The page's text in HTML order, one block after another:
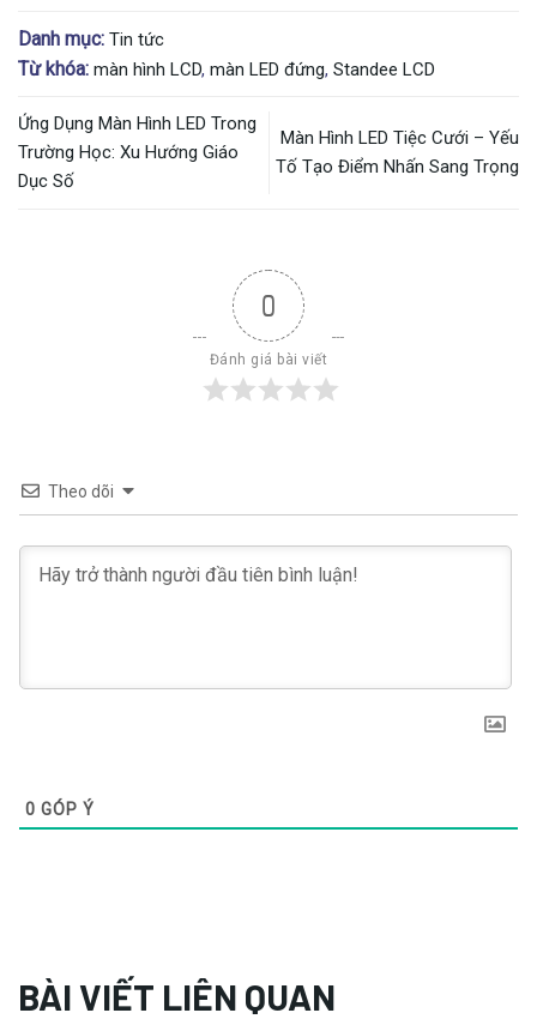
Danh mục: Tin tức
Từ khóa: màn hình LCD, màn LED đứng, Standee LCD
Ứng Dụng Màn Hình LED Trong
Trường Học: Xu Hướng Giáo
Dục Số
Màn Hình LED Tiệc Cưới – Yếu
Tố Tạo Điểm Nhấn Sang Trọng
0
Đánh giá bài viết
Theo dõi
0 GÓP Ý
BÀI VIẾT LIÊN QUAN